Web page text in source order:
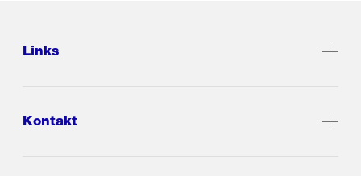
Links
Kontakt